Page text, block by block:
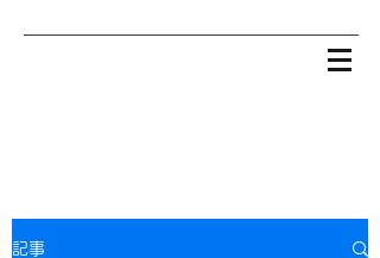
記事